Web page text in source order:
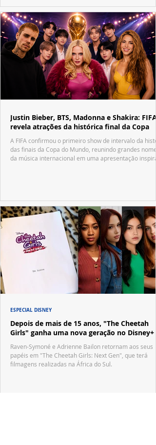
Justin Bieber, BTS, Madonna e Shakira: FIFA
revela atrações da histórica final da Copa
A FIFA confirmou o primeiro show de intervalo da
das finais da Copa do Mundo, reunindo grandes nomes
da música internacional em uma apresentação
Depois de mais de 15 anos, "The Cheetah
Girls" ganha uma nova geração no Disney+
Raven-Symoné e Adrienne Bailon retornam aos seus
papéis em "The Cheetah Girls: Next Gen", que terá
filmagens realizadas na África do Sul.
ESPECIAL DISNEY